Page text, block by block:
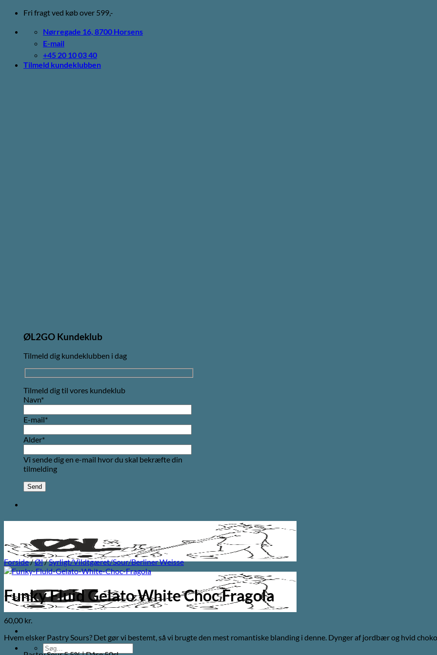
Fortsæt
indhold
Fri fragt ved køb over 599,-
Nørregade 16, 8700 Horsens
E-mail
+45 20 10 03 40
Tilmeld kundeklubben
ØL2GO Kundeklub
Tilmeld dig kundeklubben i dag
Tilmeld dig til vores kundeklub
Navn*
E-mail*
Alder*
Vi sende dig en e-mail hvor du skal bekræfte din
tilmelding
Søg
Forside/Øl/Syrligt/Vildtgæret/Sour/Berliner Weisse
Funky Fluid Gelato White Choc Fragola
60,00 kr.
Hvem elsker Pastry Sours? Det gør vi bestemt, så vi brugte den mest romantiske blanding i denne. Dynger af jordbær og hvid